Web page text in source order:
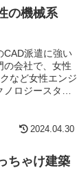
の機械系
CAD派遣に強い
の会社で、女性
など女性エンジ
ロジースタッ
2024.04.30
ちゃけ建築